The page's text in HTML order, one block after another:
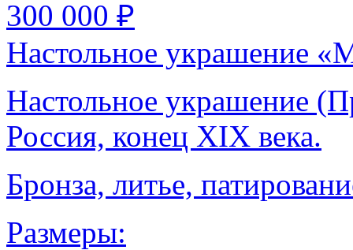
300 000 ₽
Настольное украшение
Настольное украшение
Россия, конец XIX века.
Бронза, литье,
Размеры: